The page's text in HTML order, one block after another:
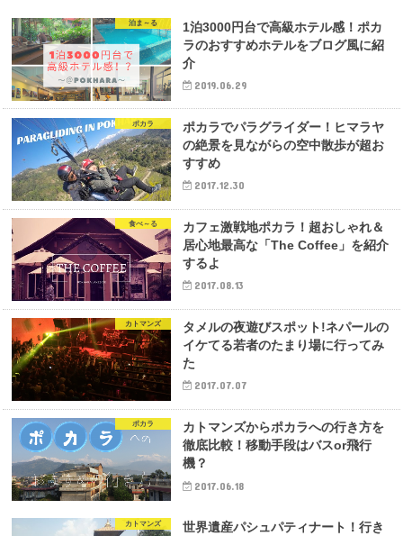
泊ま～る
1泊3000円台で高級ホテル感！ポカ
ラのおすすめホテルをブログ風に紹
介
2019.06.29
ポカラ
ポカラでパラグライダー！ヒマラヤ
の絶景を見ながらの空中散歩が超お
すすめ
2017.12.30
食べ～る
カフェ激戦地ポカラ！超おしゃれ＆
居心地最高な「The Coffee」を紹介
するよ
2017.08.13
カトマンズ
タメルの夜遊びスポット!ネパールの
イケてる若者のたまり場に行ってみ
た
2017.07.07
ポカラ
カトマンズからポカラへの行き方を
徹底比較！移動手段はバスor飛行
機？
2017.06.18
カトマンズ
世界遺産パシュパティナート！行き